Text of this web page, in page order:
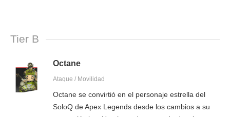
Tier B
Octane
Ataque / Movilidad
Octane se convirtió en el personaje estrella del
SoloQ de Apex Legends desde los cambios a su